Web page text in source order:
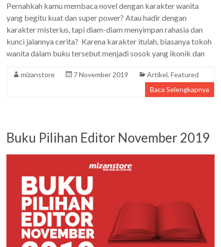
Pernahkah kamu membaca novel dengan karakter wanita
yang begitu kuat dan super power? Atau hadir dengan
karakter misterius, tapi diam-diam menyimpan rahasia dan
kunci jalannya cerita? Karena karakter itulah, biasanya tokoh
wanita dalam buku tersebut menjadi sosok yang ikonik dan
mizanstore 7 November 2019 Artikel,Featured
Baca Selengkapnya
Buku Pilihan Editor November 2019